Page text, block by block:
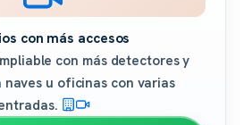
con más accesos
con más detectores y
naves u oficinas con varias